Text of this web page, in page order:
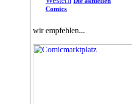
Comics
wir empfehlen...